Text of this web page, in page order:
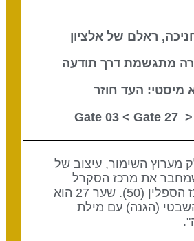
ראלם של אלציון
מתגשמת דרך תודעה
מיסטי: העד חוזר
Gate 27
השימור, עיצוב של
את מרכז הסקרל
(שער 27) למרכז הספלין (50). שער 27 הוא
(הגנה) עם מילת